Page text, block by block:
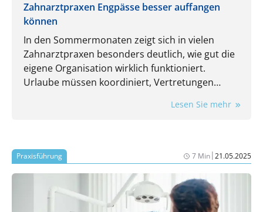
Zahnarztpraxen Engpässe besser auffangen
können
In den Sommermonaten zeigt sich in vielen
Zahnarztpraxen besonders deutlich, wie gut die
eigene Organisation wirklich funktioniert.
Urlaube müssen koordiniert, Vertretungen
zuverlässig erledigt werden. Gerade dann wird
Mitarbeitenden abhängt.
Lesen Sie mehr
Praxisführung 7 Min|21.05.2025